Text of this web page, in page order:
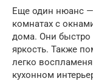
Еще один нюанс
комнатах с
дома. Они быстро
яркость. Также
легко
кухонном